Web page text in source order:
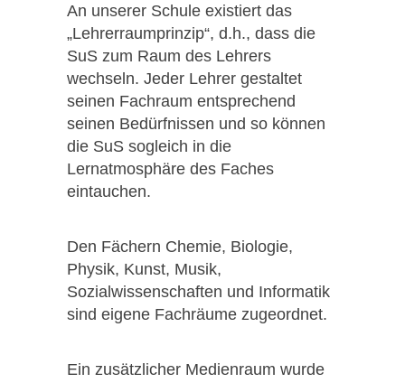
An unserer Schule existiert das
„Lehrerraumprinzip“, d.h., dass die
SuS zum Raum des Lehrers
wechseln. Jeder Lehrer gestaltet
seinen Fachraum entsprechend
seinen Bedürfnissen und so können
die SuS sogleich in die
Lernatmosphäre des Faches
eintauchen.
Den Fächern Chemie, Biologie,
Physik, Kunst, Musik,
Sozialwissenschaften und Informatik
sind eigene Fachräume zugeordnet.
Ein zusätzlicher Medienraum wurde